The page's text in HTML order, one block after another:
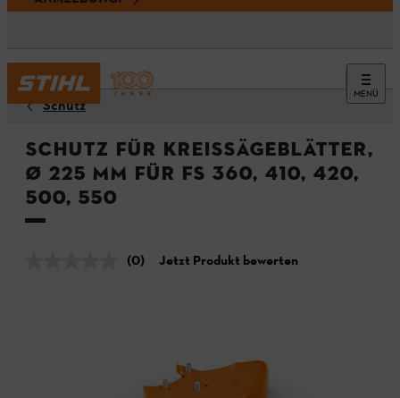
MENÜ
Schutz
Schutz für Kreissägeblätter,
Ø 225 mm für FS 360, 410, 420,
500, 550
(0) Jetzt Produkt bewerten